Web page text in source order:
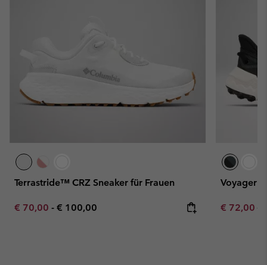
Terrastride™ CRZ Sneaker für Frauen
Minimum sale price:
€ 70,00 - Maximum price:
€ 100,00
Voyager
Sale price:
€ 72,00€